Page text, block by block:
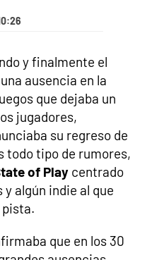
y finalmente el
ausencia en la
que dejaba un
jugadores,
su regreso de
todo tipo de rumores,
of Play centrado
algún indie al que
pista.
que en los 30